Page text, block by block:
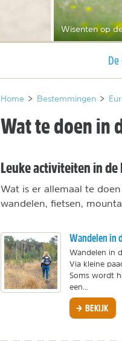
Wisenten op
Home > Bestemmingen >
Wat te doen in
Leuke activiteiten in de
Wat is er allemaal te
wandelen, fietsen,
Wandelen in
Wandelen in
Via kleine
Soms wordt
een...
BEKIJK